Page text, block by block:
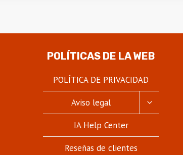
POLÍTICAS DE LA WEB
POLÍTICA DE PRIVACIDAD
Aviso legal
ALTERNAR
IA Help Center
Reseñas de clientes